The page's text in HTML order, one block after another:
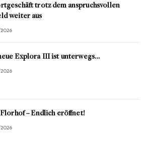
trotz dem anspruchsvollen
weiter aus
Explora III ist unterwegs…
– Endlich eröffnet!